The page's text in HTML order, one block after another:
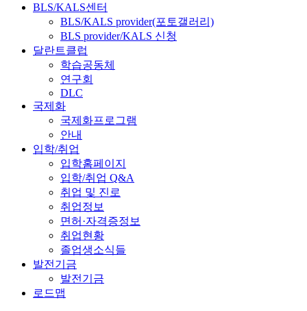
BLS/KALS센터
BLS/KALS provider(포토갤러리)
BLS provider/KALS 신청
달란트클럽
학습공동체
연구회
DLC
국제화
국제화프로그램
안내
입학/취업
입학홈페이지
입학/취업 Q&A
취업 및 진로
취업정보
면허·자격증정보
취업현황
졸업생소식들
발전기금
발전기금
로드맵